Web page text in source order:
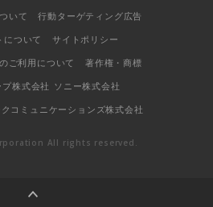
いて
行動ターゲティング広告
について
サイトポリシー
ご利用について
著作権・商標
株式会社 ソニー株式会社
コミュニケーションズ株式会社
All rights reserved.